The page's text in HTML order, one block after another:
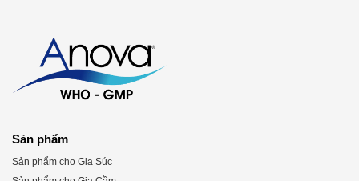
Sản phẩm
Sản phẩm cho Gia Súc